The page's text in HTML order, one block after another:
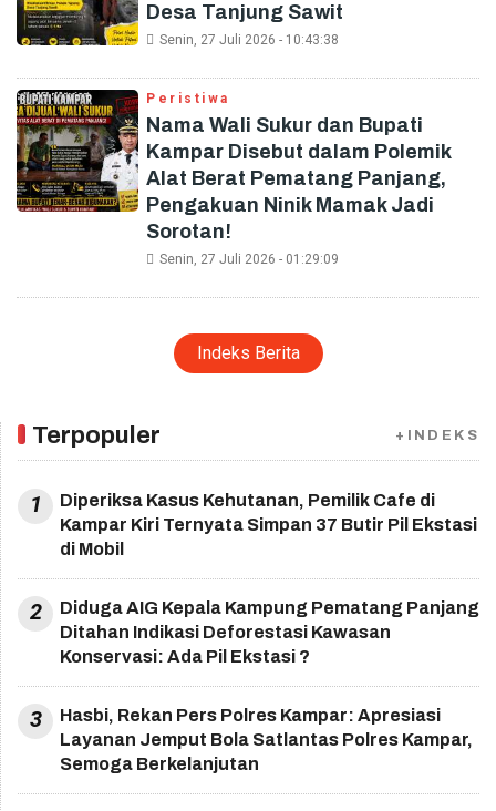
Desa Tanjung Sawit
Senin, 27 Juli 2026 - 10:43:38
Peristiwa
Nama Wali Sukur dan Bupati
Kampar Disebut dalam Polemik
Alat Berat Pematang Panjang,
Pengakuan Ninik Mamak Jadi
Sorotan!
Senin, 27 Juli 2026 - 01:29:09
Indeks Berita
Terpopuler +INDEKS
1
Diperiksa Kasus Kehutanan, Pemilik Cafe di
Kampar Kiri Ternyata Simpan 37 Butir Pil Ekstasi
di Mobil
2
Diduga AIG Kepala Kampung Pematang Panjang
Ditahan Indikasi Deforestasi Kawasan
Konservasi: Ada Pil Ekstasi ?
3
Hasbi, Rekan Pers Polres Kampar: Apresiasi
Layanan Jemput Bola Satlantas Polres Kampar,
Semoga Berkelanjutan